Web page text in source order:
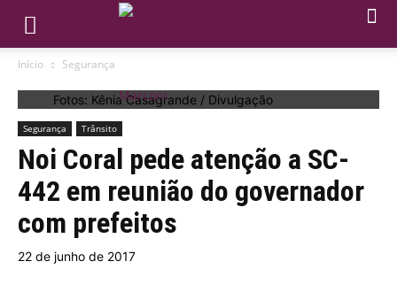
Início Segurança
Fotos: Kênia Casagrande / Divulgação
Segurança Trânsito
Noi Coral pede atenção a SC-
442 em reunião do governador
com prefeitos
22 de junho de 2017